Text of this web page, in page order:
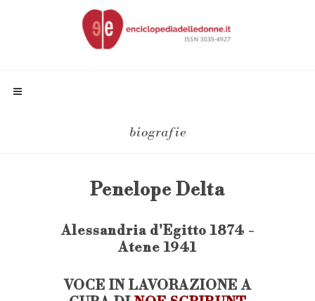
biografie
Penelope Delta
Alessandria d'Egitto 1874 -
Atene 1941
VOCE IN LAVORAZIONE A